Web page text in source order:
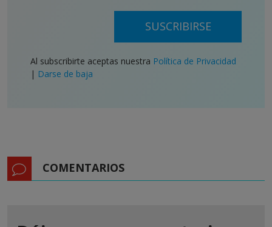
SUSCRIBIRSE
Al subscribirte aceptas nuestra Política de Privacidad
| Darse de baja
COMENTARIOS